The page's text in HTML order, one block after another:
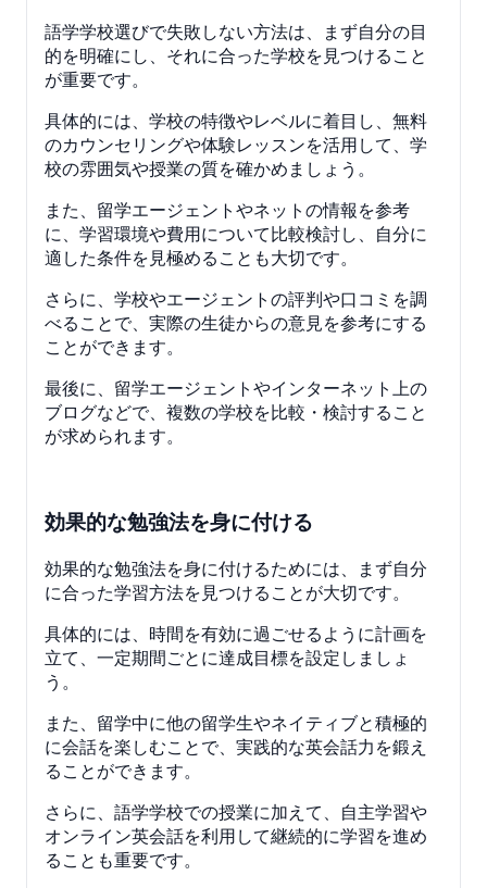
語学学校選びで失敗しない方法は、まず自分の目
的を明確にし、それに合った学校を見つけること
が重要です。
具体的には、学校の特徴やレベルに着目し、無料
のカウンセリングや体験レッスンを活用して、学
校の雰囲気や授業の質を確かめましょう。
また、留学エージェントやネットの情報を参考
に、学習環境や費用について比較検討し、自分に
適した条件を見極めることも大切です。
さらに、学校やエージェントの評判や口コミを調
べることで、実際の生徒からの意見を参考にする
ことができます。
最後に、留学エージェントやインターネット上の
ブログなどで、複数の学校を比較・検討すること
が求められます。
効果的な勉強法を身に付ける
効果的な勉強法を身に付けるためには、まず自分
に合った学習方法を見つけることが大切です。
具体的には、時間を有効に過ごせるように計画を
立て、一定期間ごとに達成目標を設定しましょ
う。
また、留学中に他の留学生やネイティブと積極的
に会話を楽しむことで、実践的な英会話力を鍛え
ることができます。
さらに、語学学校での授業に加えて、自主学習や
オンライン英会話を利用して継続的に学習を進め
ることも重要です。